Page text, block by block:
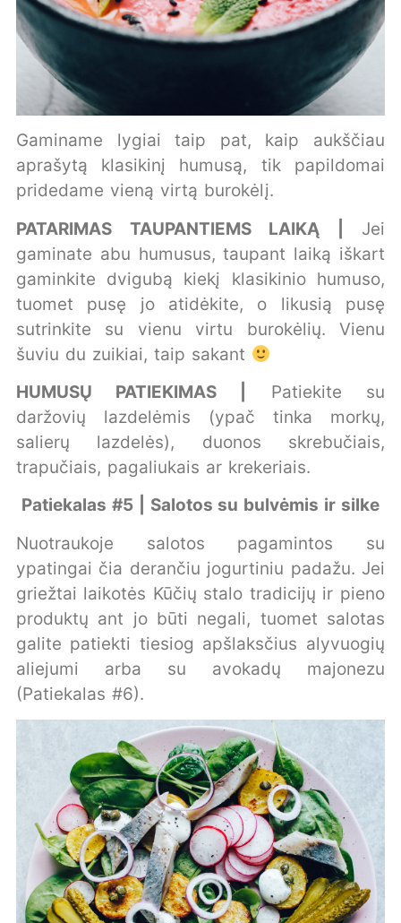
Gaminame lygiai taip pat, kaip aukščiau
aprašytą klasikinį humusą, tik papildomai
pridedame vieną virtą burokėlį.
PATARIMAS TAUPANTIEMS LAIKĄ | Jei
gaminate abu humusus, taupant laiką iškart
gaminkite dvigubą kiekį klasikinio humuso,
tuomet pusę jo atidėkite, o likusią pusę
sutrinkite su vienu virtu burokėlių. Vienu
šuviu du zuikiai, taip sakant
HUMUSŲ PATIEKIMAS |
Patiekite su
daržovių lazdelėmis (ypač tinka morkų,
salierų lazdelės), duonos skrebučiais,
trapučiais, pagaliukais ar krekeriais.
Patiekalas #5 | Salotos su bulvėmis ir silke
Nuotraukoje salotos pagamintos su
ypatingai čia derančiu jogurtiniu padažu. Jei
griežtai laikotės Kūčių stalo tradicijų ir pieno
produktų ant jo būti negali, tuomet salotas
galite patiekti tiesiog apšlaksčius alyvuogių
aliejumi arba su avokadų majonezu
(Patiekalas #6).